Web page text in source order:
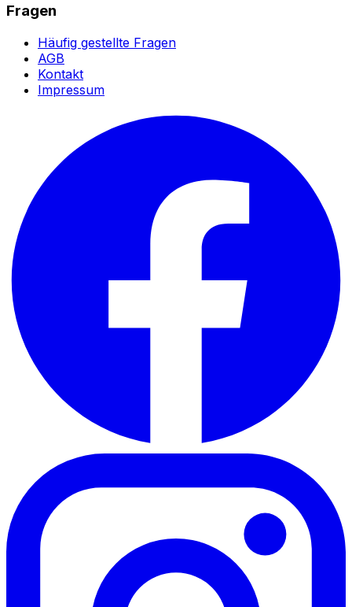
Fragen
Häufig gestellte Fragen
AGB
Kontakt
Impressum